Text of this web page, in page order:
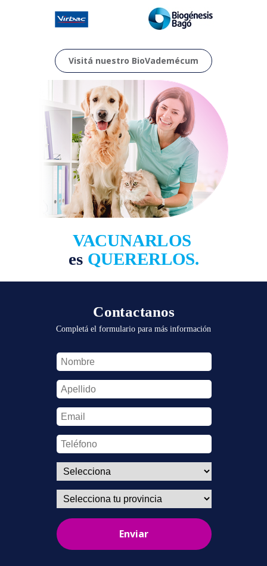
Contactanos
Enviar
Completá el formulario para más información
Visitá nuestro BioVademécum
VACUNARLOS
es QUERERLOS.